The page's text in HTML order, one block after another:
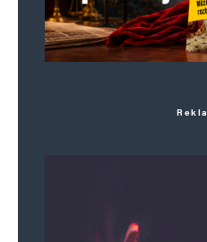
Vaše e-mailová adresa nebude
označeny*